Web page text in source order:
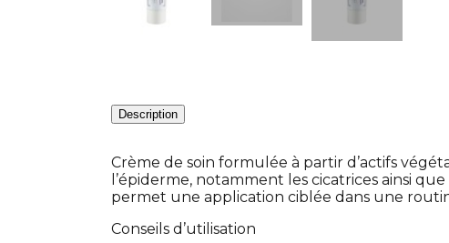
Description
Crème de soin formulée à partir d’actifs
l’épiderme, notamment les cicatrices ainsi
permet une application ciblée dans une
Conseils d’utilisation